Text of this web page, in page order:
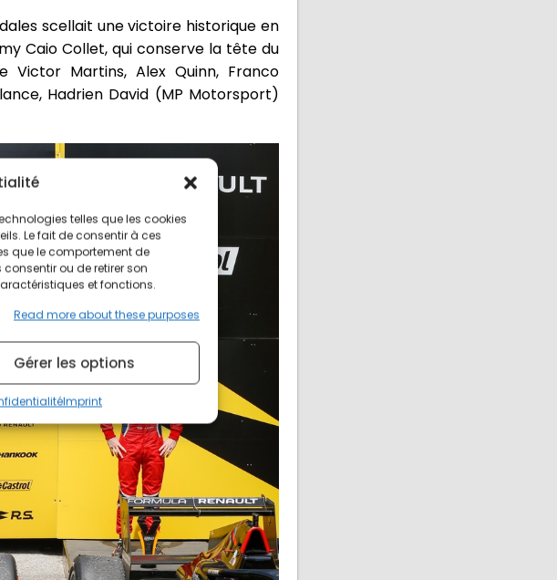
telles que les cookies
Le fait de consentir à ces
que le comportement de
ou de retirer son
et fonctions.
Read more about these purposes
Gérer les options
Imprint
scellait une victoire historique en
Caio Collet, qui conserve la tête du
Victor Martins, Alex Quinn, Franco
Hadrien David (MP Motorsport)